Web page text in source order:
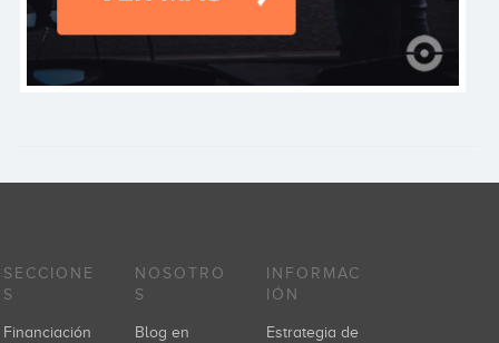
SECCIONE
S
Financiación
NOSOTRO
S
Blog en
INFORMAC
IÓN
Estrategia de